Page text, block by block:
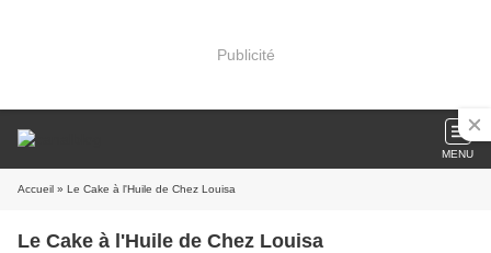
Publicité
MENU
Accueil » Le Cake à l'Huile de Chez Louisa
Le Cake à l'Huile de Chez Louisa